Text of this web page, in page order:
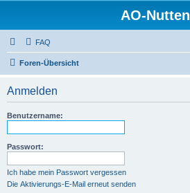
AO-Nutten
FAQ
Foren-Übersicht
Anmelden
Benutzername:
Passwort:
Ich habe mein Passwort vergessen
Die Aktivierungs-E-Mail erneut senden